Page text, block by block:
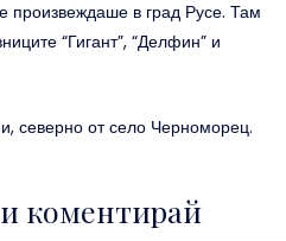
произвеждаше в град Русе. Там
“Гигант”, “Делфин” и
северно от село Черноморец.
коментирай